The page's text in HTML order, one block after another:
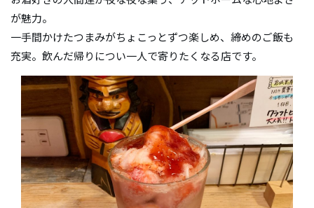
が魅力。
一手間かけたつまみがちょこっとずつ楽しめ、締めのご飯も
充実。飲んだ帰りについ一人で寄りたくなる店です。